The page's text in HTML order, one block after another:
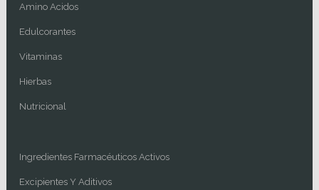
Amino Acidos
Edulcorantes
Vitaminas
Hierbas
Nutricional
Ingredientes Farmacéuticos Activos
Excipientes Y Aditivos